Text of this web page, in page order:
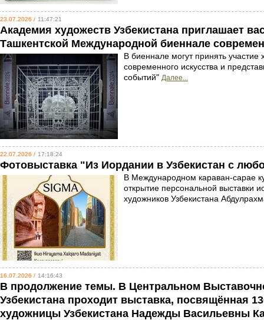
23.07.2026 / 11:47:21
Академия художеств Узбекистана приглашает
Ташкентской Международной биеннале
В биеннале могут принять
современного искусства и
событий" Далее...
22.07.2026 / 17:18:24
Фотовыставка "Из Иордании в Узбекистан с
В Международном караван-сарае
открытие персональной выставки
художников Узбекистана
16.07.2026 / 14:16:43
В продолжение темы. В Центральном
Узбекистана проходит выставка, посвящённая
художницы Узбекистана Надежды Васильевны